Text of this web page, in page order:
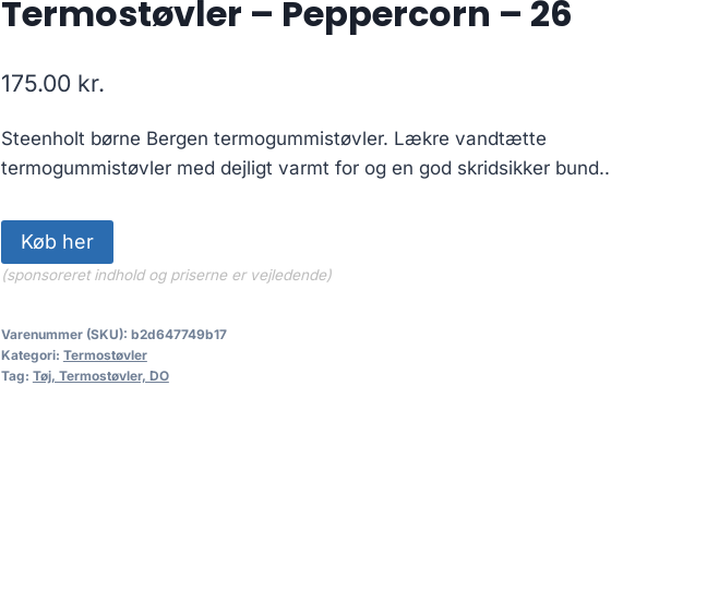
Termostøvler – Peppercorn – 26
175.00 kr.
Steenholt børne Bergen termogummistøvler. Lækre vandtætte
termogummistøvler med dejligt varmt for og en god skridsikker bund..
Køb her
(sponsoreret indhold og priserne er vejledende)
Varenummer (SKU): b2d647749b17
Kategori: Termostøvler
Tag: Tøj, Termostøvler, DO